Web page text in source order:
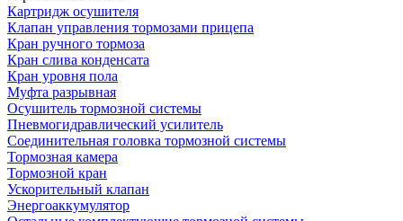
Картридж осушителя
Клапан управления тормозами прицепа
Кран ручного тормоза
Кран слива конденсата
Кран уровня пола
Муфта разрывная
Осушитель тормозной системы
Пневмогидравлический усилитель
Соединительная головка тормозной системы
Тормозная камера
Тормозной кран
Ускорительный клапан
Энергоаккумулятор